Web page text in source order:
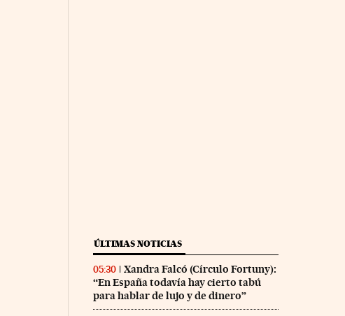
ÚLTIMAS NOTICIAS
05:30
Xandra Falcó (Círculo Fortuny):
“En España todavía hay cierto tabú
para hablar de lujo y de dinero”